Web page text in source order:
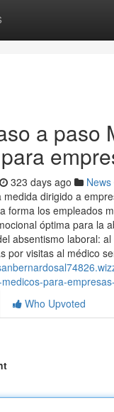
a paso
323 days ago News
medida dirigido a
forma los empleados
óptima para la
absentismo laboral:
por visitas al médico
para-
Who Upvoted